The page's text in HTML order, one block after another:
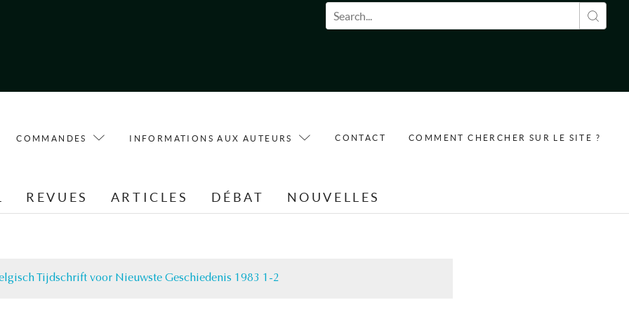
Formulaire de recherche
COMMANDES INFORMATIONS AUX AUTEURS CONTACT COMMENT CHERCHER SUR LE SITE ?
REVUES ARTICLES DÉBAT NOUVELLES
Tijdschrift voor Nieuwste Geschiedenis 1983 1-2